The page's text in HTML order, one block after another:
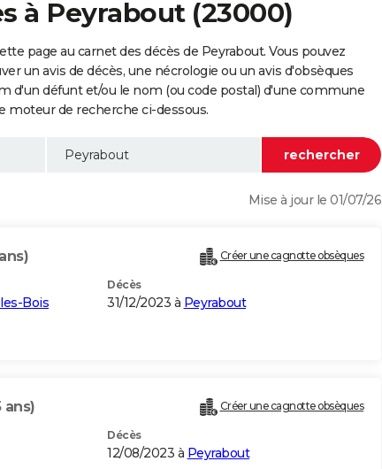
à Peyrabout (23000)
page au carnet des décès de Peyrabout. Vous pouvez
un avis de décès, une nécrologie ou un avis d'obsèques
d'un défunt et/ou le nom (ou code postal) d'une commune
moteur de recherche ci-dessous.
Mise à jour le 01/07/26
Créer une cagnotte obsèques
Bois
Décès
31/12/2023 à Peyrabout
ans) Créer une cagnotte obsèques
Décès
12/08/2023 à Peyrabout